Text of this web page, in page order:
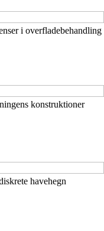
i overfladebehandling
konstruktioner
havehegn